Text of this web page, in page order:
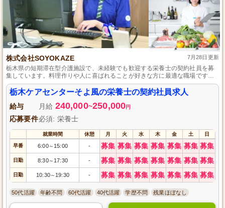
株式会社SOYOKAZE 7月28日更新
栃木県の短期滞在型介護施設で、未経験でも歓迎する栄養士の契約社員を募
集しています。料理作りや人に喜ばれることが好きな方に最適な職場です。
先輩職員による丁寧な指導のもと、食事提供の業務を通じてご利用者様やス
タッフに快適な時間を提供します。正社員登用制度もあり、キャリアアップ
を目指せます。
栃木ケアセンターそよ風の栄養士の契約社員求人
給与 月給 240,000~250,000円
応募要件必須: 栄養士
就業時間 休憩 月 火 水 木 金 土 日
早番 6:00～ 15:00 - 募集 募集 募集 募集 募集 募集 募集
日勤 8:30～ 17:30 - 募集 募集 募集 募集 募集 募集 募集
日勤 10:30～ 19:30 - 募集 募集 募集 募集 募集 募集 募集
50代活躍 年齢不問 60代活躍 40代活躍 学歴不問 残業ほぼなし